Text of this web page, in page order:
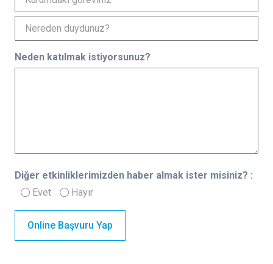
Neden katılmak istiyorsunuz?
Diğer etkinliklerimizden haber almak ister misiniz? :
Evet
Hayır
Online Başvuru Yap